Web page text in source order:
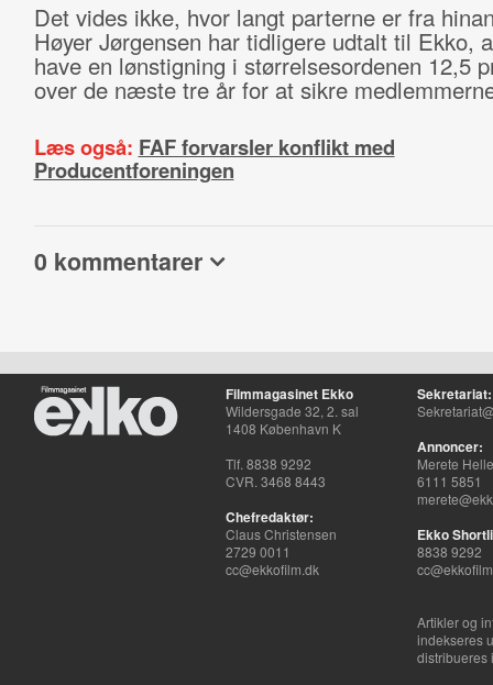
Det vides ikke, hvor langt parterne er fra
Høyer Jørgensen har tidligere udtalt til Ekko,
have en lønstigning i størrelsesordenen 12,5
over de næste tre år for at sikre
Læs også: FAF forvarsler konflikt med
Producentforeningen
0 kommentarer
Filmmagasinet Ekko
Wildersgade 32, 2. sal
1408 København K
Tlf. 8838 9292
CVR. 3468 8443
Chefredaktør:
Claus Christensen
2729 0011
cc@ekkofilm.dk
Sekretariat:
Annoncer:
Merete
6111 5851
Ekko
8838 9292
Artikler og
indekseres
distribueres